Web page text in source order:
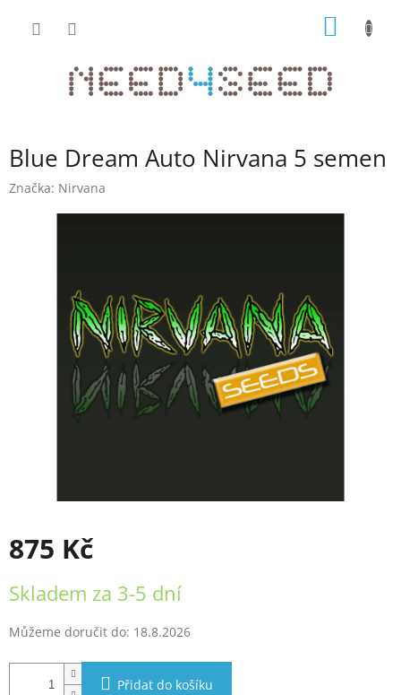
Blue Dream Auto Nirvana 5 semen
Značka: Nirvana
875 Kč
cena:
Skladem za 3-5 dní
Můžeme doručit do: 18.8.2026
Přidat do košíku